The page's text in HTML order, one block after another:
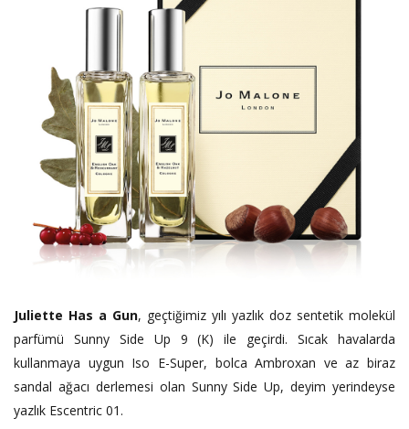
Juliette Has a Gun, geçtiğimiz yılı yazlık doz sentetik molekül
parfümü Sunny Side Up 9 (K) ile geçirdi. Sıcak havalarda
kullanmaya uygun Iso E-Super, bolca Ambroxan ve az biraz
sandal ağacı derlemesi olan Sunny Side Up, deyim yerindeyse
yazlık Escentric 01.